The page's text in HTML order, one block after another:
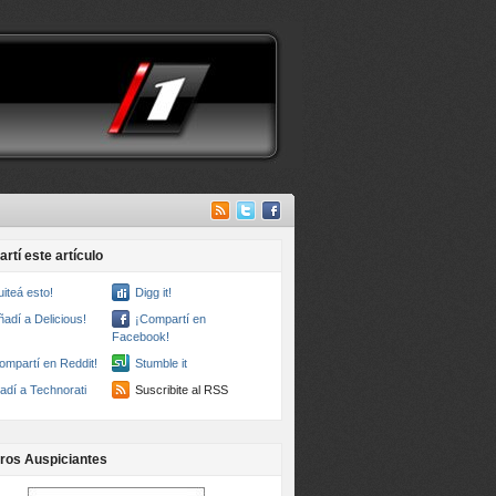
este artículo
esto!
Digg it!
a Delicious!
¡Compartí en
Facebook!
en Reddit!
Stumble it
a Technorati
Suscribite al RSS
Auspiciantes